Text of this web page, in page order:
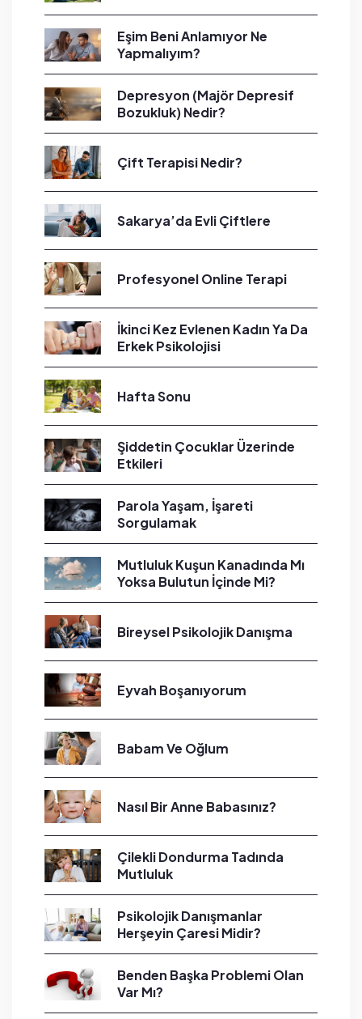
Eşim Beni Anlamıyor Ne
Yapmalıyım?
Depresyon (Majör Depresif
Bozukluk) Nedir?
Çift Terapisi Nedir?
Sakarya’da Evli Çiftlere
Profesyonel Online Terapi
İkinci Kez Evlenen Kadın Ya Da
Erkek Psikolojisi
Hafta Sonu
Şiddetin Çocuklar Üzerinde
Etkileri
Parola Yaşam, İşareti
Sorgulamak
Mutluluk Kuşun Kanadında Mı
Yoksa Bulutun İçinde Mi?
Bireysel Psikolojik Danışma
Eyvah Boşanıyorum
Babam Ve Oğlum
Nasıl Bir Anne Babasınız?
Çilekli Dondurma Tadında
Mutluluk
Psikolojik Danışmanlar
Herşeyin Çaresi Midir?
Benden Başka Problemi Olan
Var Mı?